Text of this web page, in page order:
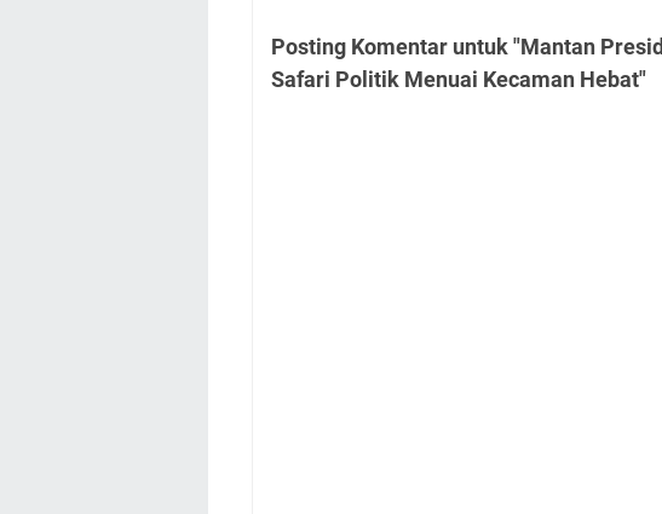
Posting Komentar untuk "Mantan
Safari Politik Menuai Kecaman Hebat"